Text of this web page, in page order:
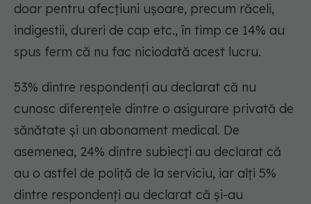
doar pentru afecțiuni ușoare, precum răceli,
indigestii, dureri de cap etc., în timp ce 14% au
spus ferm că nu fac niciodată acest lucru.
53% dintre respondenți au declarat că nu
cunosc diferențele dintre o asigurare privată de
sănătate și un abonament medical. De
asemenea, 24% dintre subiecți au declarat că
au o astfel de poliță de la serviciu, iar alți 5%
dintre respondenți au declarat că și-au